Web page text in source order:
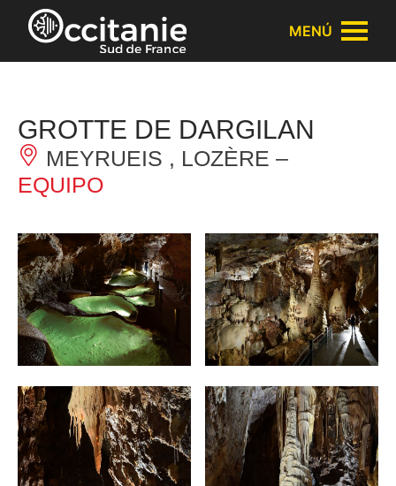
Panel de gestión de cookies
MENÚ
GROTTE DE DARGILAN
MEYRUEIS , LOZÈRE –
EQUIPO